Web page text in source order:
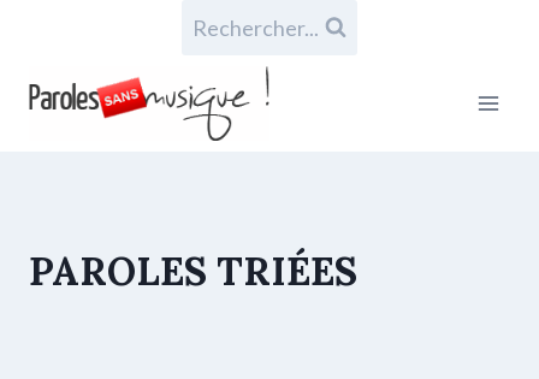
Rechercher...
PAROLES TRIÉES